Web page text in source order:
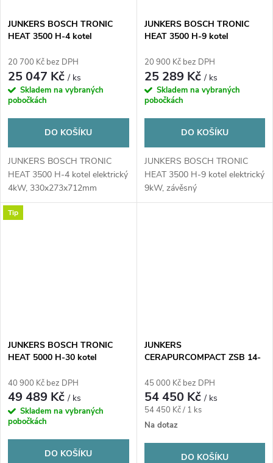
JUNKERS BOSCH TRONIC
HEAT 3500 H-4 kotel
20 700 Kč bez DPH
25 047 Kč/ ks
Skladem na vybraných
pobočkách
DO KOŠÍKU
JUNKERS BOSCH TRONIC
HEAT 3500 H-4 kotel elektrický
4kW, 330x273x712mm
JUNKERS BOSCH TRONIC
HEAT 3500 H-9 kotel
20 900 Kč bez DPH
25 289 Kč/ ks
Skladem na vybraných
pobočkách
DO KOŠÍKU
JUNKERS BOSCH TRONIC
HEAT 3500 H-9 kotel elektrický
9kW, závěsný
Tip
JUNKERS BOSCH TRONIC
HEAT 5000 H-30 kotel
40 900 Kč bez DPH
49 489 Kč/ ks
Skladem na vybraných
pobočkách
DO KOŠÍKU
JUNKERS
CERAPURCOMPACT ZSB 14-
závěsný
45 000 Kč bez DPH
54 450 Kč/ ks
Měrná
cena:
54 450 Kč / 1 ks
Na dotaz
DO KOŠÍKU